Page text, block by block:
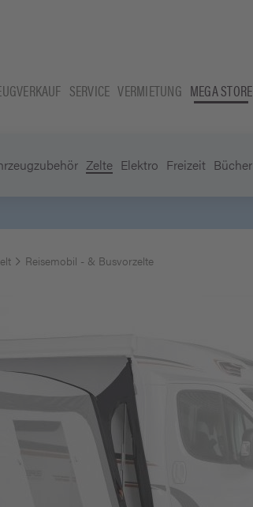
SERVICE VERMIETUNG MEGA STORE
Zelte Elektro Freizeit Bücher
Reisemobil - & Busvorzelte